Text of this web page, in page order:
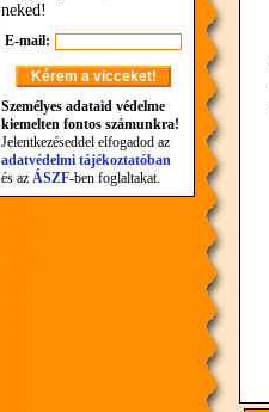
neked!
E-mail:
Személyes adataid védelme
kiemelten fontos számunkra!
Jelentkezéseddel elfogadod az
adatvédelmi tájékoztatóban
és az ÁSZF-ben foglaltakat.